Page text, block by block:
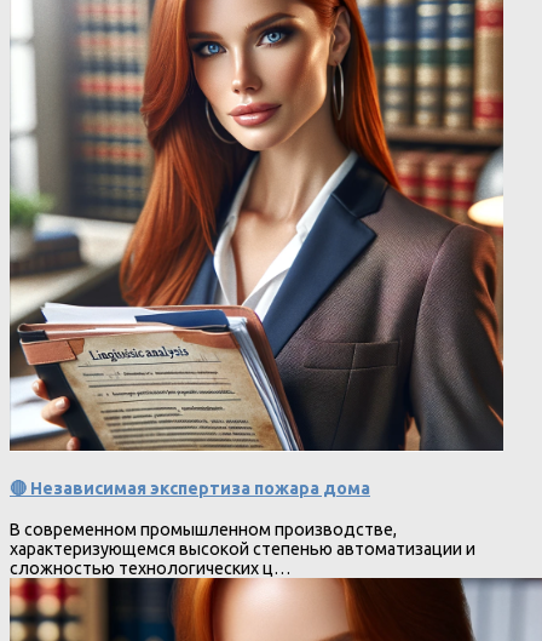
🔴 Независимая экспертиза пожара дома
В современном промышленном производстве,
характеризующемся высокой степенью автоматизации и
сложностью технологических ц…